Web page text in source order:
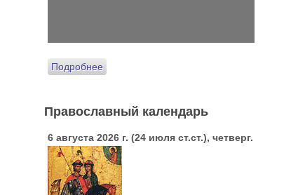
Подробнее
Православный календарь
6 августа 2026 г. (24 июля ст.ст.), четверг.